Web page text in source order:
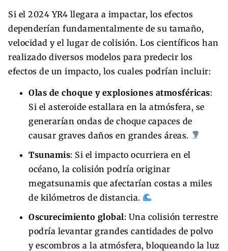
Si el 2024 YR4 llegara a impactar, los efectos
dependerían fundamentalmente de su tamaño,
velocidad y el lugar de colisión. Los científicos han
realizado diversos modelos para predecir los
efectos de un impacto, los cuales podrían incluir:
Olas de choque y explosiones atmosféricas:
Si el asteroide estallara en la atmósfera, se
generarían ondas de choque capaces de
causar graves daños en grandes áreas.
Tsunamis: Si el impacto ocurriera en el
océano, la colisión podría originar
megatsunamis que afectarían costas a miles
de kilómetros de distancia.
Oscurecimiento global: Una colisión terrestre
podría levantar grandes cantidades de polvo
y escombros a la atmósfera, bloqueando la luz